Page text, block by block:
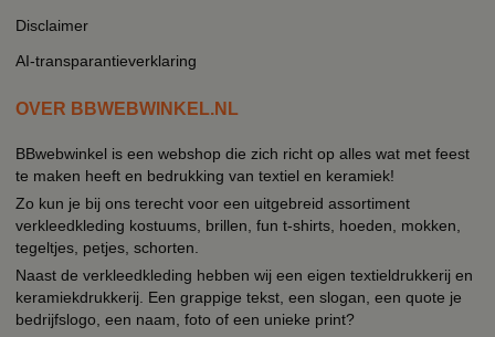
Disclaimer
AI-transparantieverklaring
OVER BBWEBWINKEL.NL
BBwebwinkel is een webshop die zich richt op alles wat met feest
te maken heeft en bedrukking van textiel en keramiek!
Zo kun je bij ons terecht voor een uitgebreid assortiment
verkleedkleding kostuums, brillen, fun t-shirts, hoeden, mokken,
tegeltjes, petjes, schorten.
Naast de verkleedkleding hebben wij een eigen textieldrukkerij en
keramiekdrukkerij. Een grappige tekst, een slogan, een quote je
bedrijfslogo, een naam, foto of een unieke print?